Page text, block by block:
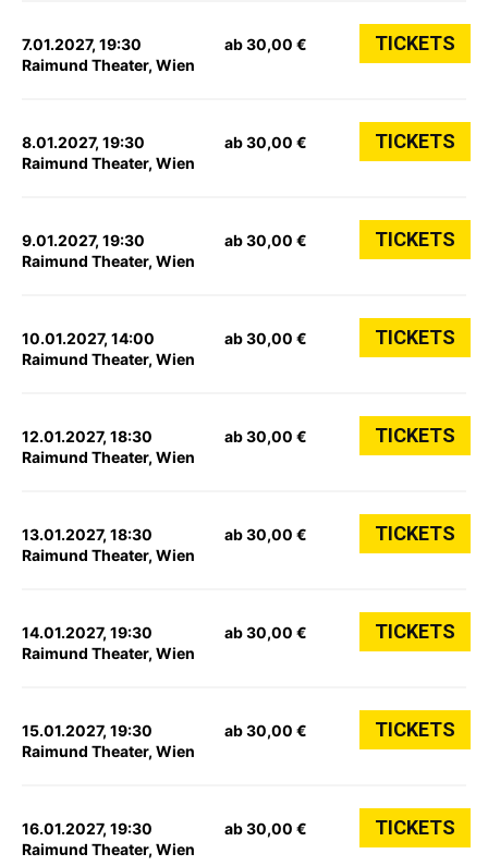
7.01.2027, 19:30
Raimund Theater, Wien
ab 30,00 € TICKETS
8.01.2027, 19:30
Raimund Theater, Wien
ab 30,00 € TICKETS
9.01.2027, 19:30
Raimund Theater, Wien
ab 30,00 € TICKETS
10.01.2027, 14:00
Raimund Theater, Wien
ab 30,00 € TICKETS
12.01.2027, 18:30
Raimund Theater, Wien
ab 30,00 € TICKETS
13.01.2027, 18:30
Raimund Theater, Wien
ab 30,00 € TICKETS
14.01.2027, 19:30
Raimund Theater, Wien
ab 30,00 € TICKETS
15.01.2027, 19:30
Raimund Theater, Wien
ab 30,00 € TICKETS
16.01.2027, 19:30
Raimund Theater, Wien
ab 30,00 € TICKETS